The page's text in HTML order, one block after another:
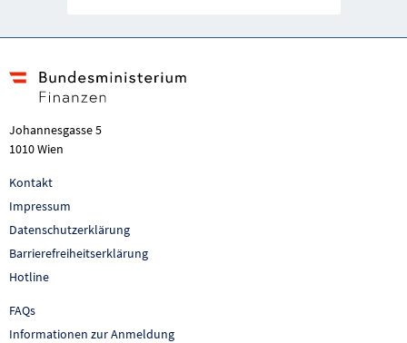
Johannesgasse 5
1010 Wien
Kontakt
Impressum
Datenschutzerklärung
Barrierefreiheitserklärung
Hotline
FAQs
Informationen zur Anmeldung